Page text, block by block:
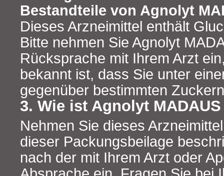
Bestandteile von Agnolyt
Dieses Arzneimittel enthält
Bitte nehmen Sie Agnolyt
Rücksprache mit Ihrem Arzt
bekannt ist, dass Sie unter
gegenüber bestimmten
3. Wie ist Agnolyt
Nehmen Sie dieses
dieser Packungsbeilage
nach der mit Ihrem Arzt oder